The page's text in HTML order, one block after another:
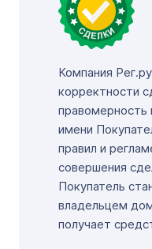
Компания
корректности
правомерность
имени
правил и
совершения
Покупатель
владельцем
получает